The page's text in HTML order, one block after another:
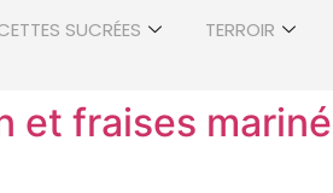
SUCRÉES TERROIR
fraises